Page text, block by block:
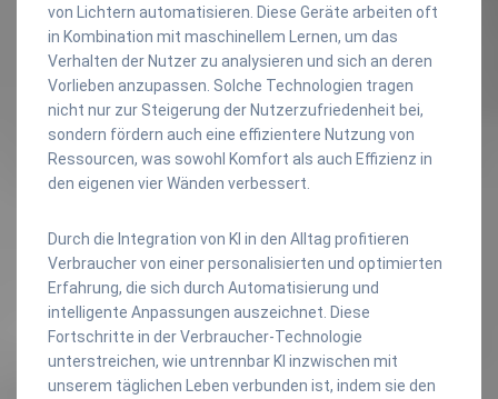
von Lichtern automatisieren. Diese Geräte arbeiten oft
in Kombination mit maschinellem Lernen, um das
Verhalten der Nutzer zu analysieren und sich an deren
Vorlieben anzupassen. Solche Technologien tragen
nicht nur zur Steigerung der Nutzerzufriedenheit bei,
sondern fördern auch eine effizientere Nutzung von
Ressourcen, was sowohl Komfort als auch Effizienz in
den eigenen vier Wänden verbessert.
Durch die Integration von KI in den Alltag profitieren
Verbraucher von einer personalisierten und optimierten
Erfahrung, die sich durch Automatisierung und
intelligente Anpassungen auszeichnet. Diese
Fortschritte in der Verbraucher-Technologie
unterstreichen, wie untrennbar KI inzwischen mit
unserem täglichen Leben verbunden ist, indem sie den